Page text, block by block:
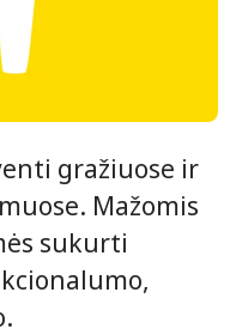
gražiuose ir
Mažomis
sukurti